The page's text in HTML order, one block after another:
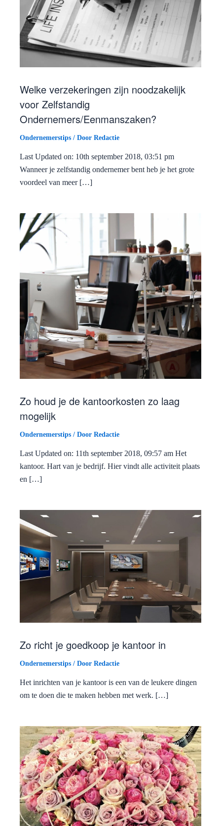
Welke verzekeringen zijn noodzakelijk
voor Zelfstandig
Ondernemers/Eenmanszaken?
Ondernemerstips / Door Redactie
Last Updated on: 10th september 2018, 03:51 pm
Wanneer je zelfstandig ondernemer bent heb je het grote
voordeel van meer […]
Zo houd je de kantoorkosten zo laag
mogelijk
Ondernemerstips / Door Redactie
Last Updated on: 11th september 2018, 09:57 am Het
kantoor. Hart van je bedrijf. Hier vindt alle activiteit plaats
en […]
Zo richt je goedkoop je kantoor in
Ondernemerstips / Door Redactie
Het inrichten van je kantoor is een van de leukere dingen
om te doen die te maken hebben met werk. […]